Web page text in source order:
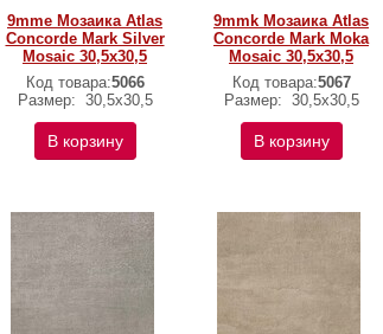
9mme Мозаика Atlas
Concorde Mark Silver
Mosaic 30,5x30,5
Код товара:5066
Размер: 30,5x30,5
В корзину
9mmk Мозаика Atlas
Concorde Mark Moka
Mosaic 30,5x30,5
Код товара:5067
Размер: 30,5x30,5
В корзину